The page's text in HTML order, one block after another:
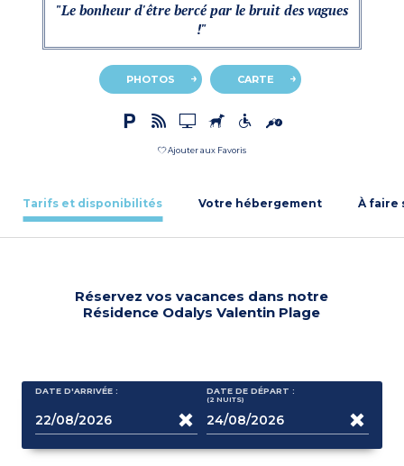
"Le bonheur d'être bercé par le bruit des vagues
!"
PHOTOS CARTE
Ajouter aux Favoris
Tarifs et disponibilités Votre hébergement À faire
Réservez vos vacances dans notre
Résidence Odalys Valentin Plage
DATE D'ARRIVÉE : DATE DE DÉPART :
(2 NUITS)